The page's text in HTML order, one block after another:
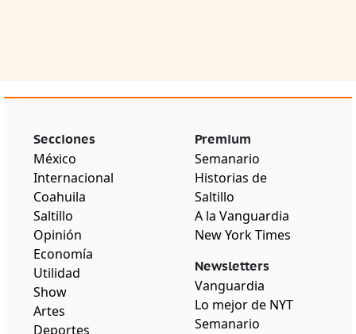
Secciones
México
Internacional
Coahuila
Saltillo
Opinión
Economía
Utilidad
Show
Artes
Deportes
Premium
Semanario
Historias de
Saltillo
A la Vanguardia
New York Times
Newsletters
Vanguardia
Lo mejor de NYT
Semanario